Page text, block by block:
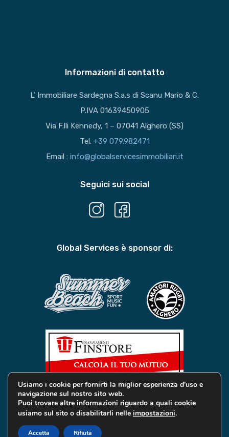
Informazioni di contatto
L’ Immobiliare Sardegna S.a.s di Scanu Mario & C.
P.IVA 01639450905
Via F.lli Kennedy, 1 – 07041 Alghero (SS)
Tel. +39 079.982471
Email : info@globalservicesimmobiliari.it
Seguici sui social
Global Services è sponsor di:
© 2019 Global Services Immobiliari | All rights reserved |
Privacy e Cookie
Usiamo i cookie per fornirti la miglior esperienza d'uso e
navigazione sul nostro sito web.
Puoi trovare altre informazioni riguardo a quali cookie
usiamo sul sito o disabilitarli nelle impostazioni.
Accetta Rifiuta